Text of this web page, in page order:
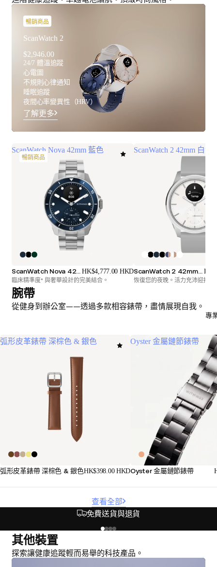
專
暢銷商品
ScanWatch 2
$2,946.00
24/7 體溫追蹤
心電圖
不規則心律通知
睡眠追蹤
夜間心率變異性（HRV）
了解更多
ScanWatch Nova 42mm 藍色
暢銷商品
ScanWatch Nova 42mm 藍色 HK$4,777.00 HKD
臨床精準度* 與奢華設計的完美結合。
ScanWatch 2 42mm 白色
ScanWatch 2 42mm 白色銀色
恢復您的夜晚。活力充沛迎接每
腕帶
從健身到辦公室——透過多款相容錶帶，盡情展現自我。
弧形皮革錶帶 深棕色 & 銀色
弧形皮革錶帶 深棕色 & 銀色HK$398.00 HKD
Oyster 金屬鏈節錶帶
Oyster 金屬鏈節錶帶
查看全部
免費送貨與退貨
其他裝置
探索讓健康追蹤輕而易舉的科技產品。